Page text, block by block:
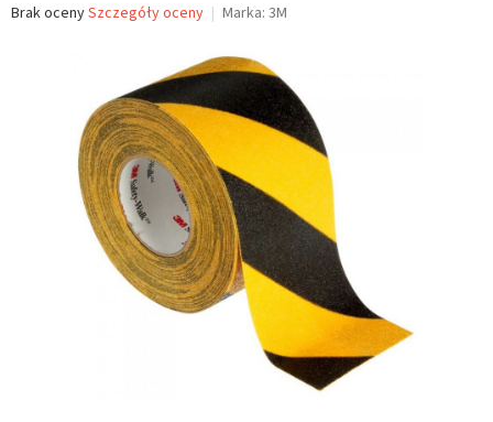
Średnia
Brak ocenySzczegóły oceny Marka: 3M